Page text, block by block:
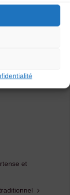
et grondent,
leurs danses
et